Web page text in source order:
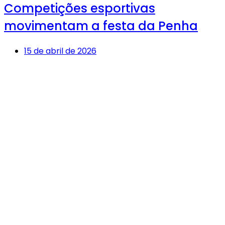
Competições esportivas
movimentam a festa da Penha
15 de abril de 2026